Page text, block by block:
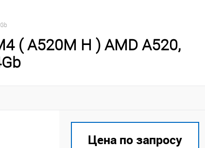
( A520M H ) AMD A520,
Цена по запросу